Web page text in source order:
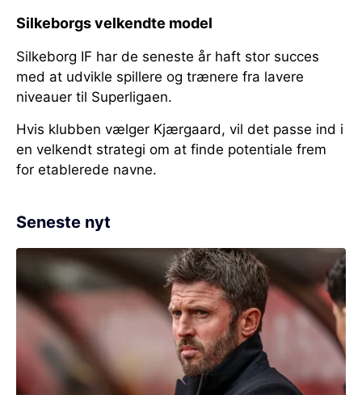
Silkeborgs velkendte model
Silkeborg IF har de seneste år haft stor succes
med at udvikle spillere og trænere fra lavere
niveauer til Superligaen.
Hvis klubben vælger Kjærgaard, vil det passe ind i
en velkendt strategi om at finde potentiale frem
for etablerede navne.
Seneste nyt